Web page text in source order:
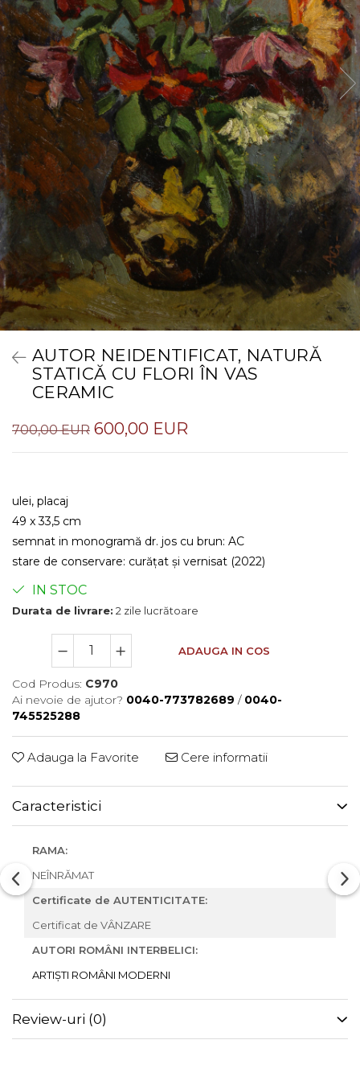
AUTOR NEIDENTIFICAT, NATURĂ
STATICĂ CU FLORI ÎN VAS
CERAMIC
700,00 EUR 600,00 EUR
ulei, placaj
49 x 33,5 cm
semnat in monogramă dr. jos cu brun: AC
stare de conservare: curățat și vernisat (2022)
IN STOC
Durata de livrare: 2 zile lucrătoare
ADAUGA IN COS
Cod Produs: C970
Ai nevoie de ajutor? 0040-773782689 / 0040-
745525288
Adauga la Favorite Cere informatii
Caracteristici
RAMA:
NEÎNRĂMAT
Certificate de AUTENTICITATE:
Certificat de VÂNZARE
AUTORI ROMÂNI INTERBELICI:
ARTIȘTI ROMÂNI MODERNI
Review-uri (0)